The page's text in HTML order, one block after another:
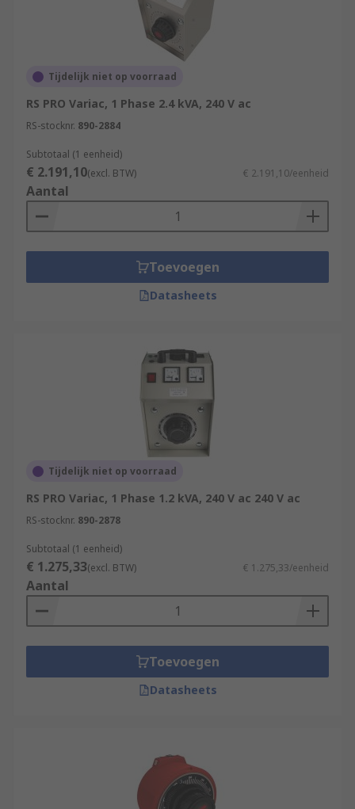
Tijdelijk niet op voorraad
RS PRO Variac, 1 Phase 2.4 kVA, 240 V ac
RS-stocknr. 890-2884
Subtotaal (1 eenheid)
€ 2.191,10(excl. BTW) € 2.191,10/eenheid
Aantal
Toevoegen
Datasheets
Tijdelijk niet op voorraad
RS PRO Variac, 1 Phase 1.2 kVA, 240 V ac 240 V ac
RS-stocknr. 890-2878
Subtotaal (1 eenheid)
€ 1.275,33(excl. BTW) € 1.275,33/eenheid
Aantal
Toevoegen
Datasheets